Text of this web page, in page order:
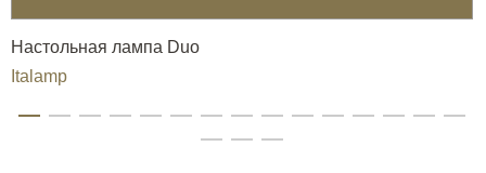
Настольная лампа Duo
Italamp